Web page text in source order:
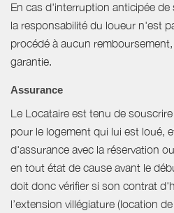
En cas d'interruption anticipée de
la responsabilité du loueur n'est
procédé à aucun
garantie.
Assurance
Le Locataire est tenu de
pour le logement qui lui est loué,
d'assurance avec la réservation
en tout état de cause avant le
doit donc vérifier si son contrat
l’extension villégiature (location